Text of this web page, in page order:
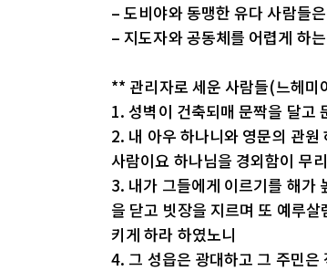
– 도비야와 동맹한 유다 사람들
– 지도자와 공동체를 어렵게 하
** 관리자로 세운 사람들(느헤미
1. 성벽이 건축되매 문짝을 달고
2. 내 아우 하나니와 영문의 관
사람이요 하나님을 경외함이 무
3. 내가 그들에게 이르기를 해가
을 닫고 빗장을 지르며 또 예루
키게 하라 하였노니
4. 그 성읍은 광대하고 그 주민